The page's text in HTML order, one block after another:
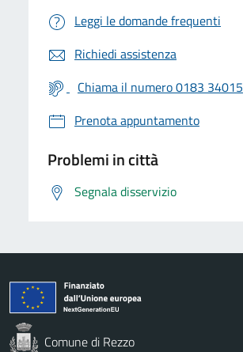
Leggi le domande frequenti
Richiedi assistenza
Chiama il numero 0183 34015
Prenota appuntamento
Problemi in città
Segnala disservizio
Comune di Rezzo